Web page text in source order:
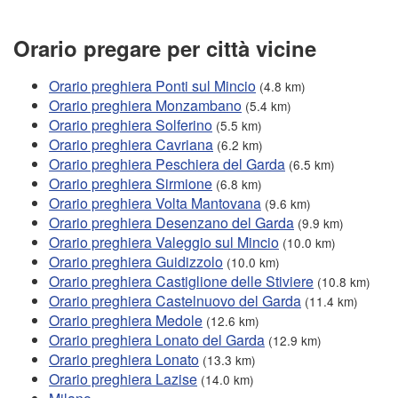
Orario pregare per città vicine
Orario preghiera Ponti sul Mincio (4.8 km)
Orario preghiera Monzambano (5.4 km)
Orario preghiera Solferino (5.5 km)
Orario preghiera Cavriana (6.2 km)
Orario preghiera Peschiera del Garda (6.5 km)
Orario preghiera Sirmione (6.8 km)
Orario preghiera Volta Mantovana (9.6 km)
Orario preghiera Desenzano del Garda (9.9 km)
Orario preghiera Valeggio sul Mincio (10.0 km)
Orario preghiera Guidizzolo (10.0 km)
Orario preghiera Castiglione delle Stiviere (10.8 km)
Orario preghiera Castelnuovo del Garda (11.4 km)
Orario preghiera Medole (12.6 km)
Orario preghiera Lonato del Garda (12.9 km)
Orario preghiera Lonato (13.3 km)
Orario preghiera Lazise (14.0 km)